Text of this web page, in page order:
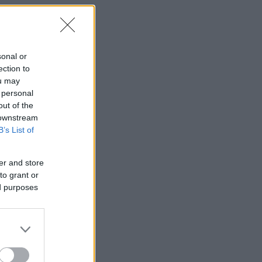
or
to
may
of the
List of
and store
grant or
purposes